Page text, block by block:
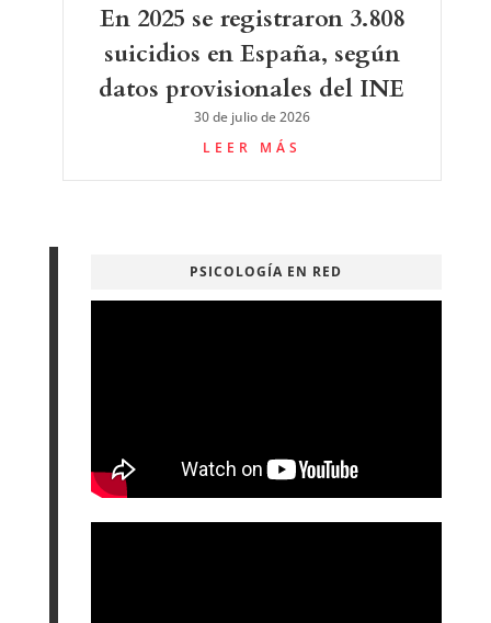
En 2025 se registraron 3.808
suicidios en España, según
datos provisionales del INE
30 de julio de 2026
LEER MÁS
PSICOLOGÍA EN RED